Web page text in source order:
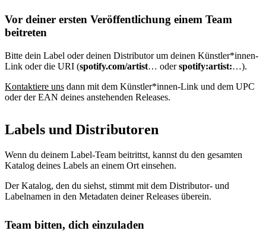
Vor deiner ersten Veröffentlichung einem Team
beitreten
Bitte dein Label oder deinen Distributor um deinen Künstler*innen-
Link oder die URI (spotify.com/artist… oderspotify:artist:…).
Kontaktiere uns dann mit dem Künstler*innen-Link und dem UPC
oder der EAN deines anstehenden Releases.
Labels und Distributoren
Wenn du deinem Label-Team beitrittst, kannst du den gesamten
Katalog deines Labels an einem Ort einsehen.
Der Katalog, den du siehst, stimmt mit dem Distributor- und
Labelnamen in den Metadaten deiner Releases überein.
Team bitten, dich einzuladen